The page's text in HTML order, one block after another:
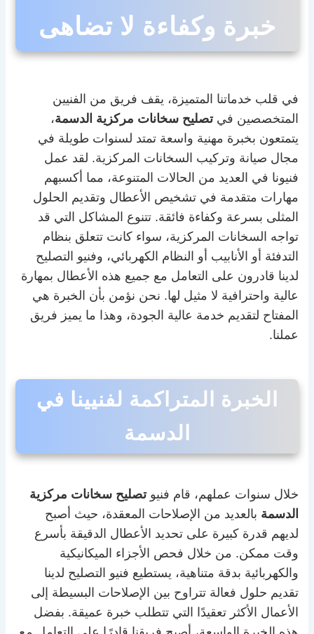
خبرة وكفاءة لا تضاهى
في قلب خدماتنا المتميزة، يقف فريق من الفنيين
المتخصصين فيتصليح سخانات مركزية الدسمة،
يتمتعون بخبرة مهنية واسعة تمتد لسنوات طويلة في
مجال صيانة وتركيب السخانات المركزية. لقد عمل
فنيونا في العديد من الحالات المتنوعة، مما أكسبهم
مهارات متقدمة في تشخيص الأعطال وتقديم الحلول
المثلى بسرعة وكفاءة فائقة. تتنوع المشاكل التي قد
تواجه السخانات المركزية، سواء كانت تتعلق بنظام
التدفئة أو الأنابيب أو النظام الكهربائي، وفنيو التصليح
لدينا قادرون على التعامل مع جميع هذه الأعطال بمهارة
عالية واحترافية لا مثيل لها. نحن نؤمن بأن الخبرة هي
المفتاح لتقديم خدمة عالية الجودة، وهذا ما يميز فريق
عملنا.
الخبرة المتراكمة لفنيينا في
الدسمة
خلال سنوات عملهم، قام فنيوتصليح سخانات مركزية
الدسمة بالعديد من الإصلاحات المعقدة، حيث أصبح
لديهم قدرة كبيرة على تحديد الأعطال الدقيقة بأسرع
وقت ممكن. من خلال فحص الأجزاء الميكانيكية
والكهربائية بدقة متناهية، يستطيع فنيو التصليح لدينا
تقديم حلول فعالة تتراوح بين الإصلاحات البسيطة إلى
الأعمال الأكثر تعقيدًا التي تتطلب خبرة عميقة. بفضل